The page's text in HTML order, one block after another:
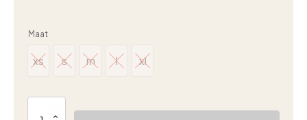
Maat
xs
xs
s
s
m
m
l
l
xl
xl